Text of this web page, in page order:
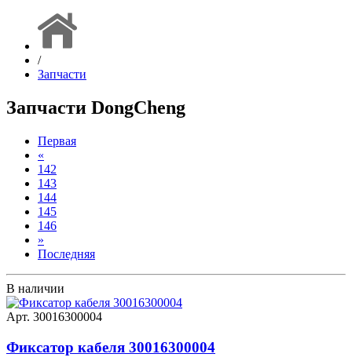
/
Запчасти
Запчасти DongCheng
Первая
«
142
143
144
145
146
»
Последняя
В наличии
Арт. 30016300004
Фиксатор кабеля 30016300004